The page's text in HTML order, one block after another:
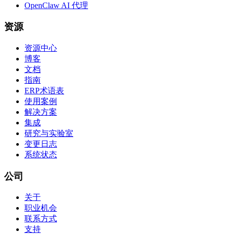
OpenClaw AI 代理
资源
资源中心
博客
文档
指南
ERP术语表
使用案例
解决方案
集成
研究与实验室
变更日志
系统状态
公司
关于
职业机会
联系方式
支持